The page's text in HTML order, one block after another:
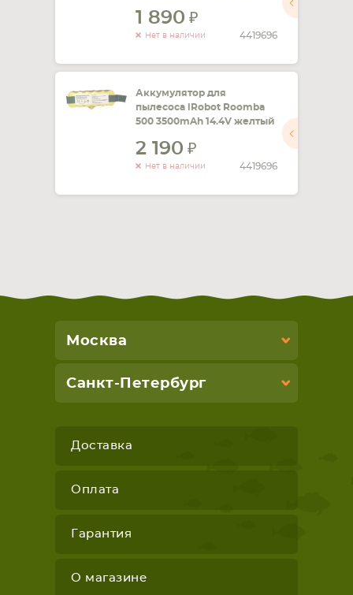
1 890
Нет в наличии 4419696
Аккумулятор для
пылесоса iRobot Roomba
500 3500mAh 14.4V желтый
2 190
Нет в наличии 4419696
Москва
Санкт-Петербург
Доставка
Оплата
Гарантия
О магазине